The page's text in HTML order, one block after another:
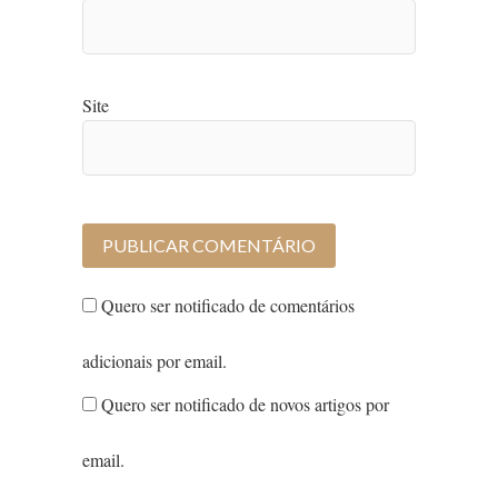
Site
Quero ser notificado de comentários
adicionais por email.
Quero ser notificado de novos artigos por
email.